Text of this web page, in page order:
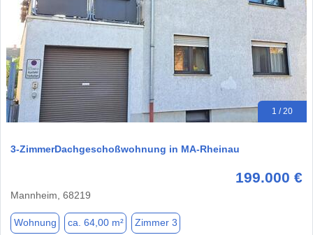
1 / 20
3-ZimmerDachgeschoßwohnung in MA-Rheinau
199.000 €
Mannheim, 68219
Wohnung ca. 64,00 m² Zimmer 3